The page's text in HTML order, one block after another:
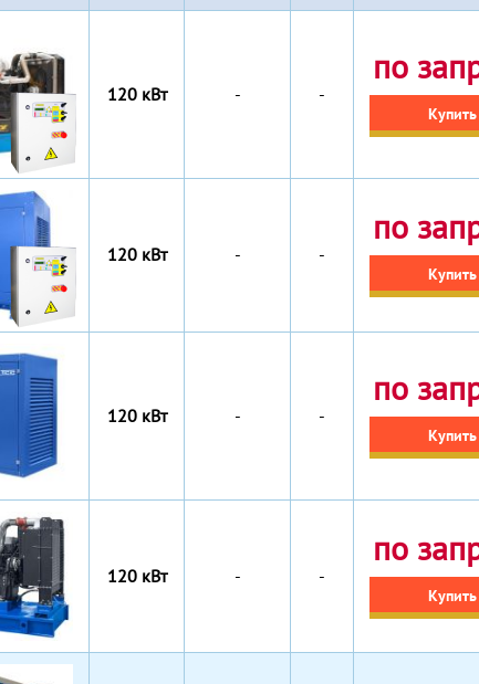
120 кВт - -
по
Купить
120 кВт - -
по
Купить
120 кВт - -
по
Купить
120 кВт - -
по
Купить